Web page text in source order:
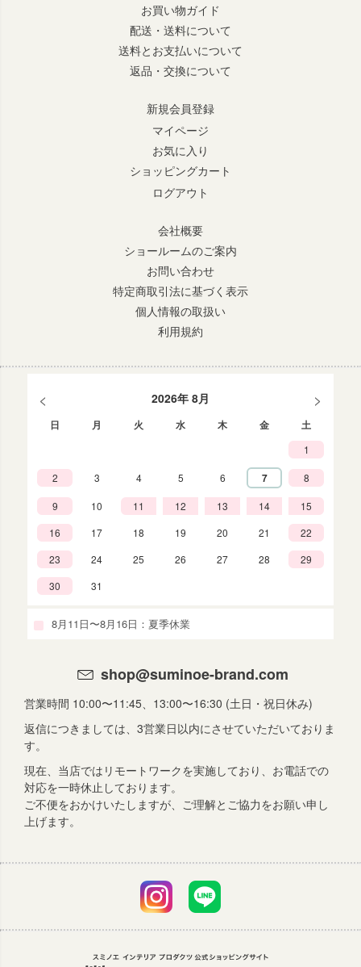
お買い物ガイド
配送・送料について
送料とお支払いについて
返品・交換について
新規会員登録
マイページ
お気に入り
ショッピングカート
ログアウト
会社概要
ショールームのご案内
お問い合わせ
特定商取引法に基づく表示
個人情報の取扱い
利用規約
< 2026年 8月 >
日 月 火 水 木 金 土
1
2 3 4 5 6 7 8
9 10 11 12 13 14
15
16
17 18 19 20 21
22
23
24 25 26 27 28
29
30
31
8月11日〜8月16日：夏季休業
shop@suminoe-brand.com
営業時間 10:00〜11:45、13:00〜16:30 (土日・祝日休み)
返信につきましては、3営業日以内にさせていただいておりま
す。
現在、当店ではリモートワークを実施しており、お電話での
対応を一時休止しております。
ご不便をおかけいたしますが、ご理解とご協力をお願い申し
上げます。